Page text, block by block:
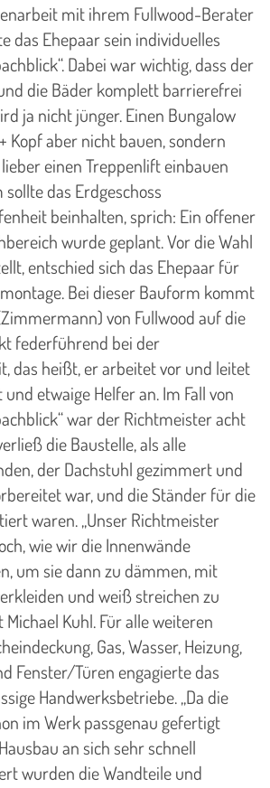
mit ihrem Fullwood-Berater
das Ehepaar sein individuelles
Dabei war wichtig, dass der
die Bäder komplett barrierefrei
ja nicht jünger. Einen Bungalow
Kopf aber nicht bauen, sondern
einen Treppenlift einbauen
das Erdgeschoss
beinhalten, sprich: Ein offener
wurde geplant. Vor die Wahl
entschied sich das Ehepaar für
Bei dieser Bauform kommt
von Fullwood auf die
federführend bei der
das heißt, er arbeitet vor und leitet
etwaige Helfer an. Im Fall von
war der Richtmeister acht
die Baustelle, als alle
der Dachstuhl gezimmert und
war, und die Ständer für die
waren. „Unser Richtmeister
wie wir die Innenwände
um sie dann zu dämmen, mit
und weiß streichen zu
Michael Kuhl. Für alle weiteren
Gas, Wasser, Heizung,
Fenster/Türen engagierte das
Handwerksbetriebe. „Da die
im Werk passgenau gefertigt
an sich sehr schnell
wurden die Wandteile und